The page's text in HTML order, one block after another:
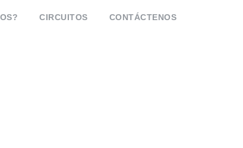
CIRCUITOS CONTÁCTENOS